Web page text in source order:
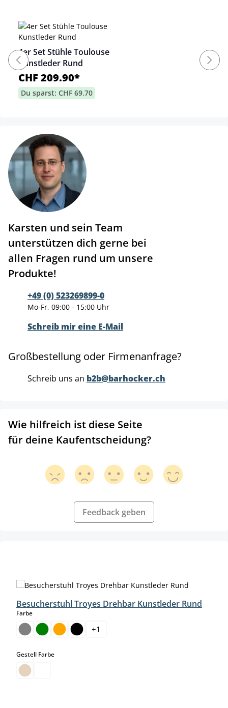
4er Set Stühle Toulouse
Kunstleder Rund
CHF 209.90*
Du sparst: CHF 69.70
Karsten und sein Team
unterstützen dich gerne bei
allen Fragen rund um unsere
Produkte!
+49 (0) 523269899-0
Mo-Fr, 09:00 - 15:00 Uhr
Schreib mir eine E-Mail
Großbestellung oder Firmenanfrage?
Schreib uns an b2b@barhocker.ch
Wie hilfreich ist diese Seite
für deine Kaufentscheidung?
Feedback geben
Besucherstuhl Troyes Drehbar Kunstleder Rund
Farbeauswählen
+1
Gestell Farbeauswählen